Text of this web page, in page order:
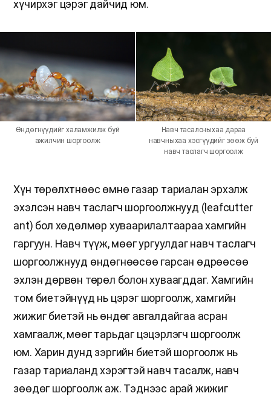
хүчирхэг цэрэг дайчид юм.
Өндөгнүүдийг халамжилж буй
ажилчин шоргоолж
Навч тасалсныхаа дараа
навчныхаа хэсгүүдийг зөөж буй
навч таслагч шоргоолж
Хүн төрөлхтнөөс өмнө газар тариалан эрхэлж
эхэлсэн навч таслагч шоргоолжнууд (leafcutter
ant) бол хөдөлмөр хуваарилалтаараа хамгийн
гаргуун. Навч түүж, мөөг ургуулдаг навч таслагч
шоргоолжнууд өндөгнөөсөө гарсан өдрөөсөө
эхлэн дөрвөн төрөл болон хуваагддаг. Хамгийн
том биетэйнүүд нь цэрэг шоргоолж, хамгийн
жижиг биетэй нь өндөг авгалдайгаа асран
хамгаалж, мөөг тарьдаг цэцэрлэгч шоргоолж
юм. Харин дунд зэргийн биетэй шоргоолж нь
газар тариаланд хэрэгтэй навч тасалж, навч
зөөдөг шоргоолж аж. Тэднээс арай жижиг